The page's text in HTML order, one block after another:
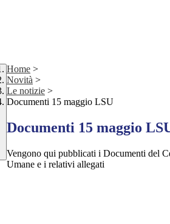
Home >
Novità >
Le notizie >
Documenti 15 maggio LSU
Documenti 15 maggio
Vengono qui pubblicati i Documenti del
Umane e i relativi allegati